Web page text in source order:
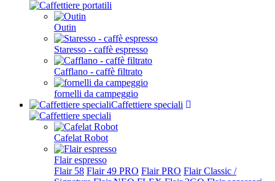
Outin
Staresso - caffè espresso
Cafflano - caffè filtrato
fornelli da campeggio
Caffettiere speciali
Cafelat Robot
Flair espresso
Flair 58 Flair 49 PRO Flair PRO Flair Classic /